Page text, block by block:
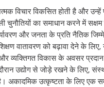
विचार विकसित होती है और उन्हें
का समाधान करने में सक्षम
और जनता के प्रति नैतिक
वातावरण को बढ़ावा देने के लिए,
व्यक्तिगत विकास के अवसर प्रदान
उद्योग से जोड़े रखने के लिए,
अकादमिक उत्कृष्टता के लिए एक